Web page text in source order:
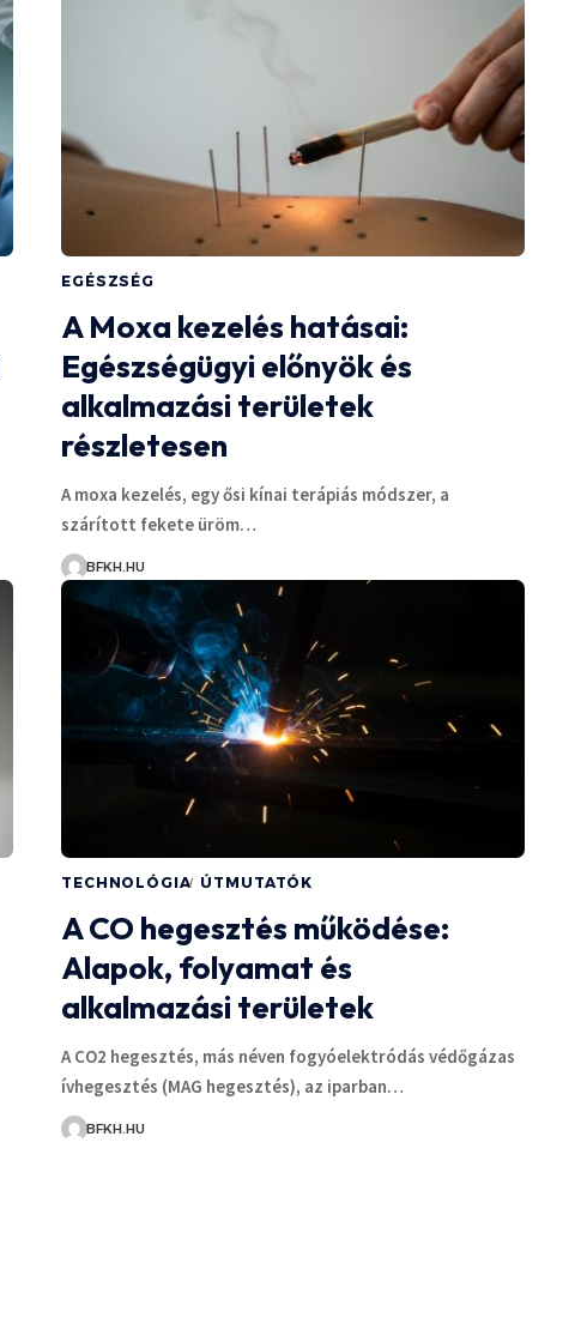
EGÉSZSÉG
A Moxa kezelés hatásai:
Egészségügyi előnyök és
alkalmazási területek
részletesen
A moxa kezelés, egy ősi kínai terápiás módszer, a
szárított fekete üröm…
BFKH.HU
TECHNOLÓGIA ÚTMUTATÓK
A CO hegesztés működése:
Alapok, folyamat és
alkalmazási területek
A CO2 hegesztés, más néven fogyóelektródás védőgázas
ívhegesztés (MAG hegesztés), az iparban…
BFKH.HU